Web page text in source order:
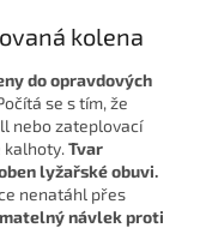
kolena
do opravdových
se s tím, že
nebo zateplovací
kalhoty.Tvar
lyžařské obuvi.
nenatáhl přes
návlek proti